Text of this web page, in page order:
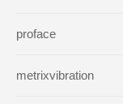
proface
metrixvibration